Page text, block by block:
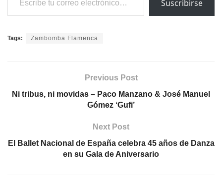
Suscribirse
Tags: Zambomba Flamenca
Previous Post
Ni tribus, ni movidas – Paco Manzano & José Manuel
Gómez ‘Gufi’
Next Post
El Ballet Nacional de España celebra 45 años de Danza
en su Gala de Aniversario